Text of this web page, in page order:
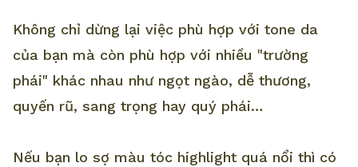
Không chỉ dừng lại việc phù hợp với tone da
của bạn mà còn phù hợp với nhiều "trường
phái" khác nhau như ngọt ngào, dễ thương,
quyến rũ, sang trọng hay quý phái…
Nếu bạn lo sợ màu tóc highlight quá nổi thì có